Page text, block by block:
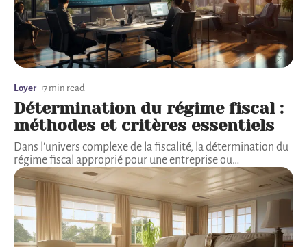
Loyer 7 min read
Détermination du régime fiscal :
méthodes et critères essentiels
Dans l'univers complexe de la fiscalité, la détermination du
régime fiscal approprié pour une entreprise ou…